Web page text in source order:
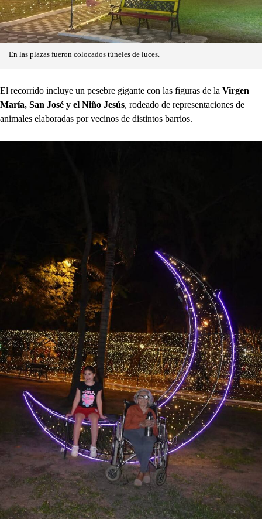
En las plazas fueron colocados túneles de luces.
El recorrido incluye un pesebre gigante con las figuras de la Virgen
María, San José y el Niño Jesús, rodeado de representaciones de
animales elaboradas por vecinos de distintos barrios.